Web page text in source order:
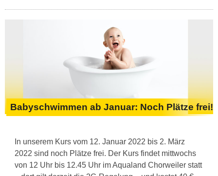
Babyschwimmen ab Januar: Noch Plätze frei!
In unserem Kurs vom 12. Januar 2022 bis 2. März
2022 sind noch Plätze frei. Der Kurs findet mittwochs
von 12 Uhr bis 12.45 Uhr im Aqualand Chorweiler statt